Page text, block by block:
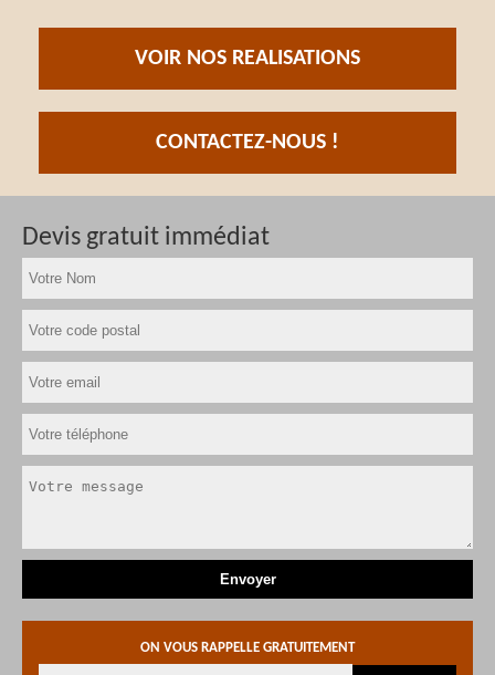
VOIR NOS REALISATIONS
CONTACTEZ-NOUS !
Devis gratuit immédiat
ON VOUS RAPPELLE GRATUITEMENT